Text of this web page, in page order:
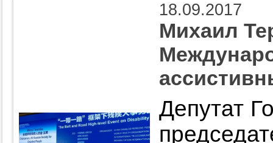
18.09.2017
Михаил
Депутат